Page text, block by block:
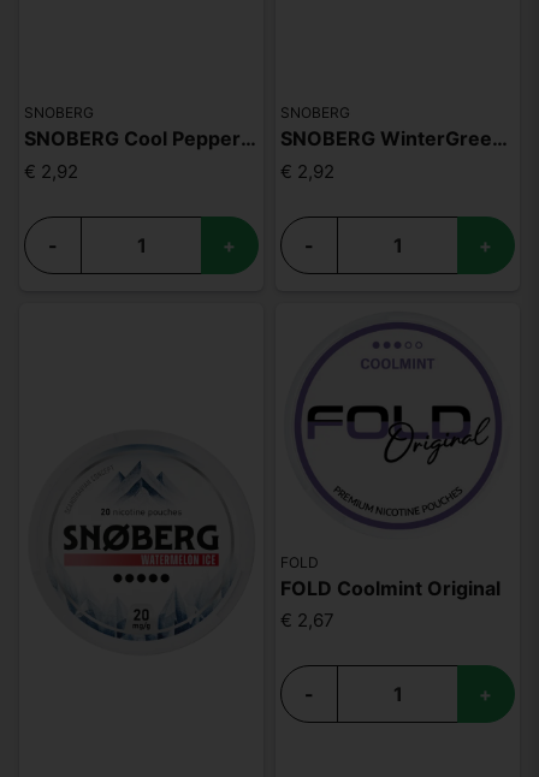
SNOBERG
SNOBERG Cool Peppermin 20mg
€ 2,92
- +
SNOBERG
SNOBERG WinterGreen 20mg
€ 2,92
- +
FOLD
FOLD Coolmint Original
€ 2,67
- +